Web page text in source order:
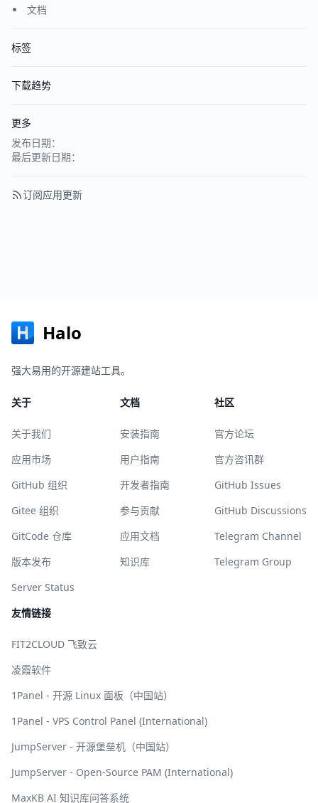
文档
标签
下载趋势
更多
发布日期：
最后更新日期：
订阅应用更新
Halo
强大易用的开源建站工具。
关于
关于我们
应用市场
GitHub 组织
Gitee 组织
GitCode 仓库
版本发布
Server Status
文档
安装指南
用户指南
开发者指南
参与贡献
应用文档
知识库
社区
官方论坛
官方咨讯群
GitHub Issues
GitHub Discussions
Telegram Channel
Telegram Group
友情链接
FIT2CLOUD 飞致云
凌霞软件
1Panel - 开源 Linux 面板（中国站）
1Panel - VPS Control Panel (International)
JumpServer - 开源堡垒机（中国站）
JumpServer - Open-Source PAM (International)
MaxKB AI 知识库问答系统